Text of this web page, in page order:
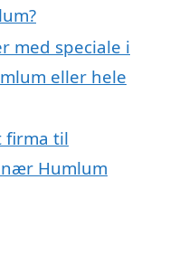
med speciale i
eller hele
firma til
Humlum